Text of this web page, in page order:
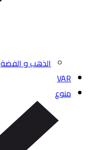
الذهب و الفضة
VAR
منوع